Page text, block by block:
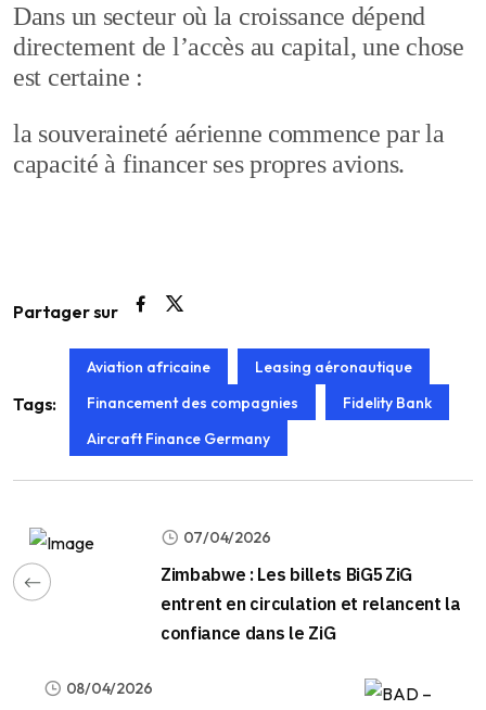
Dans un secteur où la croissance dépend
directement de l’accès au capital, une chose
est certaine :
la souveraineté aérienne commence par la
capacité à financer ses propres avions.
Partager sur
Tags:
Aviation africaine
Leasing aéronautique
Financement des compagnies
Fidelity Bank
Aircraft Finance Germany
07/04/2026
Zimbabwe : Les billets BiG5 ZiG
entrent en circulation et relancent la
confiance dans le ZiG
08/04/2026